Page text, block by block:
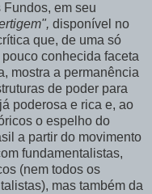
em seu
disponível no
que, de uma só
conhecida faceta
mostra a permanência
de poder para
poderosa e rica e, ao
o espelho do
a partir do movimento
fundamentalistas,
(nem todos os
mas também da